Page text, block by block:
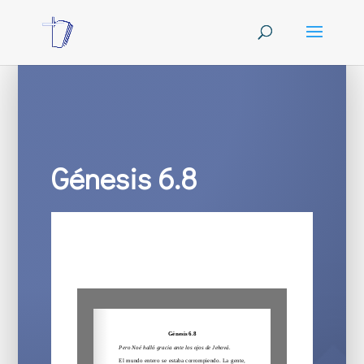
Génesis 6.8